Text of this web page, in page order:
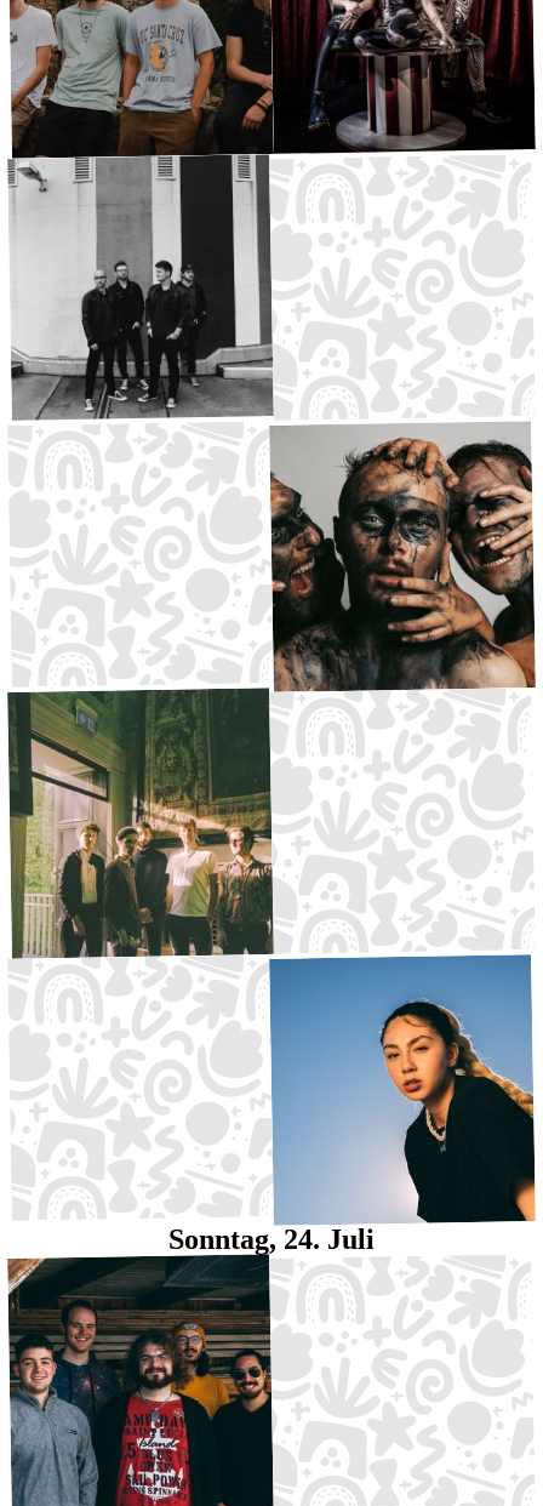
Walther, angenehm.
Psychedelic
Doll Circus
19:00 Große Bühne·Rock
Days nʼ Decades
19:30 Kleine Bühne·Alternative
Rock
Ben Glorious
20:00 DJ-Area·Hip Hop, Charts
und House
Poetry Slam
20:30 Waldbühne
Kalaska
20:30 Große Bühne·Alternative
Oakhands
21:00 Kleine Bühne·Hardcore Waldbühne·
Filmvorführung
DJ Florizon
21:30 DJ-Area·Bigroom,
Progressive/Bass- House
Lienne
22:00 Große Bühne·RʼnʼB
Sonntag, 24. Juli